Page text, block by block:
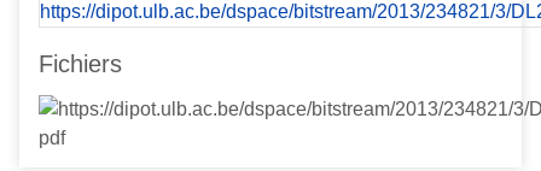
https://dipot.ulb.ac.be/dspace/bitstream/2013/234821/3/
Fichiers